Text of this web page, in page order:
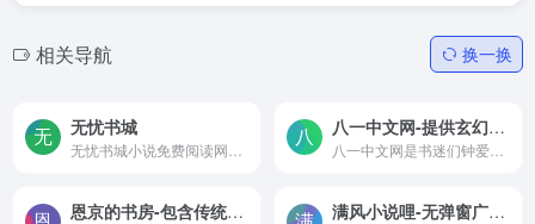
相关导航 换一换
无忧书城 八一中文网-提供玄幻小说,言情小说,都市小说等好看的免费小说网
恩京的书房-包含传统文学/人文社科/经济/网络文学等类型书籍免费下载 满风小说哩-无弹窗广告的网络免费小说阅读网站